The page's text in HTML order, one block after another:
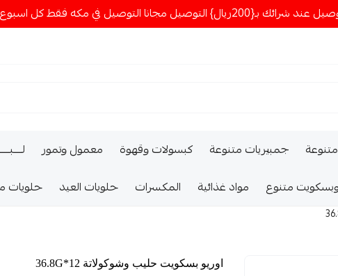
التوصيل مجانا التوصيل في مكه فقط كل اسبوع اصناف جديدة
جمبيريات متنوعة كبسولات وقهوة معمول وتمور
متنوع مواد غذائية المكسرات حلويات العيد حلويات
اوريو بسكويت حليب وشوكولاتة 12*36.8G